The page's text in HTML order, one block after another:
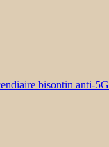
bisontin anti-5G